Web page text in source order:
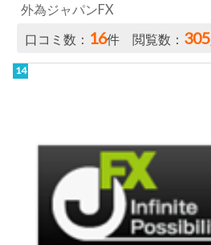
外為ジャパンFX
口コミ数： 16件 閲覧数： 305